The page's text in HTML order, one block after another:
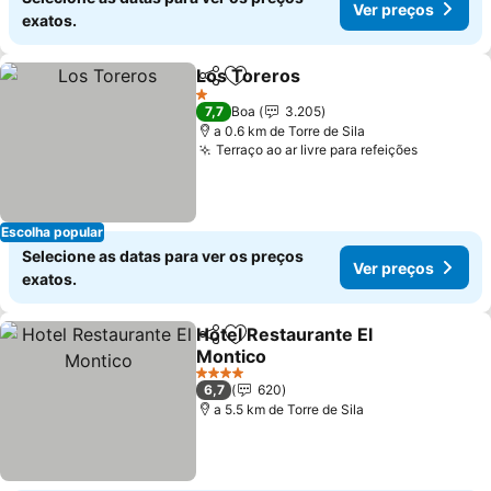
exatos.
Ver preços
Escolha popular
PartilharAdicionar aos favoritos
Los Toreros
1 Estrelas
7,7 Boa
3.205
a 0.6 km de Torre de Sila
Terraço ao ar livre para refeições
Selecione as datas para ver os preços
exatos.
Ver preços
PartilharAdicionar aos favoritos
Hotel Restaurante El
Montico
4 Estrelas
6,7
620
a 5.5 km de Torre de Sila